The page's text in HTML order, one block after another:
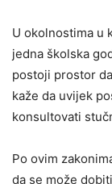
U okolnostima u
jedna školska
postoji prostor
kaže da uvijek
konsultovati
Po ovim
da se može